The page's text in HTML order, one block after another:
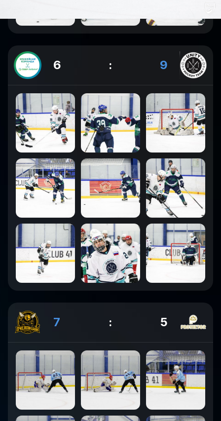
6 : 9
7 : 5